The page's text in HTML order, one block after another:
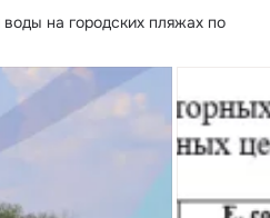
на городских пляжах по